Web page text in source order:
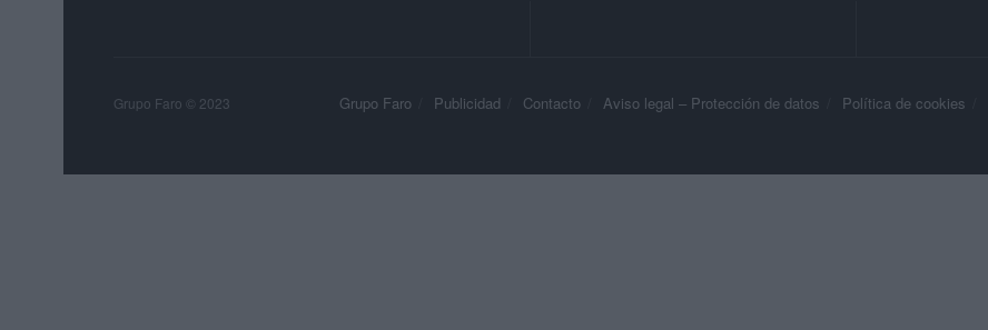
Grupo Faro Publicidad Contacto Aviso legal – Protección de datos Política de cookies
Grupo Faro © 2023